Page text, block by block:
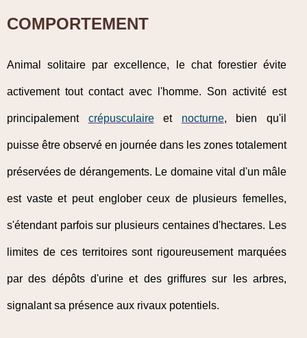
COMPORTEMENT
Animal solitaire par excellence, le chat forestier évite
activement tout contact avec l'homme. Son activité est
principalement crépusculaireet nocturne, bien qu'il
puisse être observé en journée dans les zones totalement
préservées de dérangements. Le domaine vital d'un mâle
est vaste et peut englober ceux de plusieurs femelles,
s'étendant parfois sur plusieurs centaines d'hectares. Les
limites de ces territoires sont rigoureusement marquées
par des dépôts d'urine et des griffures sur les arbres,
signalant sa présence aux rivaux potentiels.